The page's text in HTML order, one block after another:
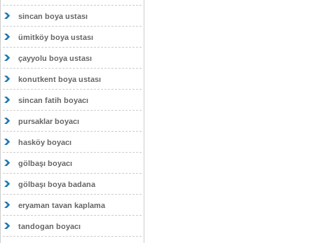
sincan boya ustası
ümitköy boya ustası
çayyolu boya ustası
konutkent boya ustası
sincan fatih boyacı
pursaklar boyacı
hasköy boyacı
gölbaşı boyacı
gölbaşı boya badana
eryaman tavan kaplama
tandogan boyacı